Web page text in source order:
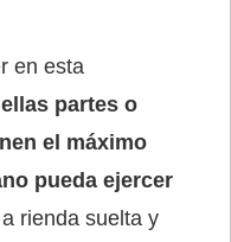
en esta
partes o
el máximo
pueda ejercer
a rienda suelta y